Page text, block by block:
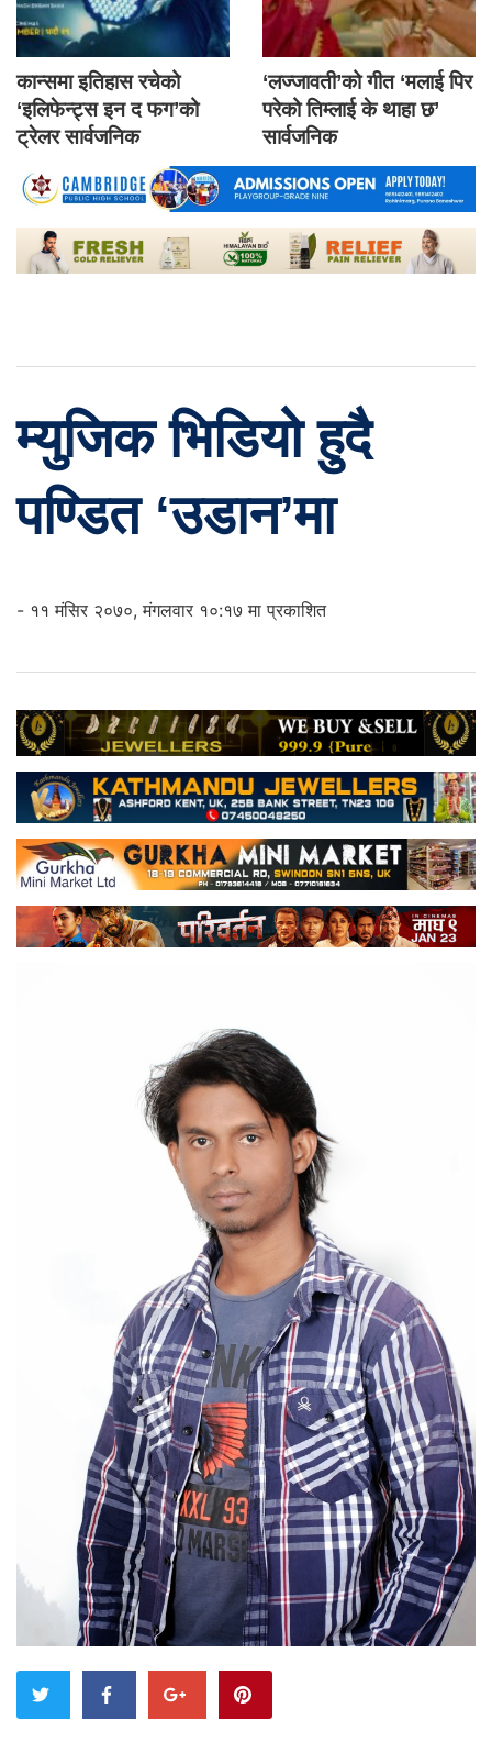
कान्समा इतिहास रचेको
‘इलिफेन्ट्स इन द फग’को
ट्रेलर सार्वजनिक
‘लज्जावती’को गीत ‘मलाई पिर
परेको तिम्लाई के थाहा छ’
सार्वजनिक
म्युजिक भिडियो हुदै
पण्डित ‘उडान’मा
- ११ मंसिर २०७०, मंगलवार १०:१७ मा प्रकाशित